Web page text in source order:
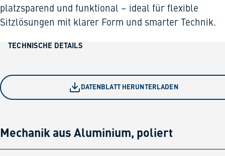
platzsparend und funktional – ideal für flexible
Sitzlösungen mit klarer Form und smarter Technik.
TECHNISCHE DETAILS
DATENBLATT HERUNTERLADEN
Mechanik aus Aluminium, poliert